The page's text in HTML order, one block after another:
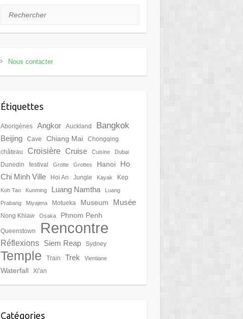
Rechercher
Nous contacter
Étiquettes
Aborigènes Angkor Auckland Bangkok
Beijing Cave Chiang Mai
Chongqing
château
Croisière Cruise Cuisine Dubai
Dunedin festival Grotte Grottes Hanoi
Ho
Chi Minh Ville
Hoi An Jungle Kayak Kep
Koh Tao Kunming Luang Namtha Luang
Prabang Miyajima Motueka Museum Musée
Nong Khiaw Osaka Phnom Penh
Queenstown Rencontre
Réflexions Siem Reap Sydney
Temple Train Trek Vientiane
Waterfall Xi'an
Catégories